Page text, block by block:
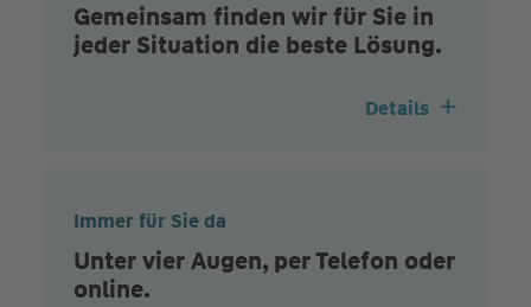
Gemeinsam finden wir für Sie in
jeder Situation die beste Lösung.
Details
Immer für Sie da
Unter vier Augen, per Telefon oder
online.